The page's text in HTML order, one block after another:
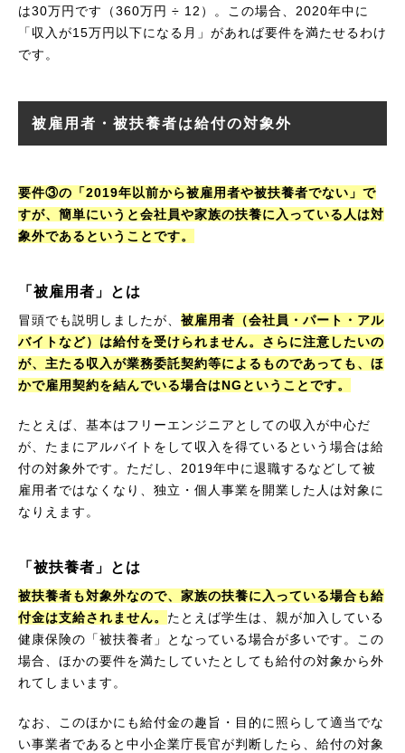
は30万円です（360万円 ÷ 12）。この場合、2020年中に
「収入が15万円以下になる月」があれば要件を満たせるわけ
です。
被雇用者・被扶養者は給付の対象外
要件③の「2019年以前から被雇用者や被扶養者でない」で
すが、簡単にいうと会社員や家族の扶養に入っている人は対
象外であるということです。
「被雇用者」とは
冒頭でも説明しましたが、 被雇用者（会社員・パート・アル
バイトなど）は給付を受けられません。さらに注意したいの
が、主たる収入が業務委託契約等によるものであっても、ほ
かで雇用契約を結んでいる場合はNGということです。
たとえば、基本はフリーエンジニアとしての収入が中心だ
が、たまにアルバイトをして収入を得ているという場合は給
付の対象外です。ただし、2019年中に退職するなどして被
雇用者ではなくなり、独立・個人事業を開業した人は対象に
なりえます。
「被扶養者」とは
被扶養者も対象外なので、家族の扶養に入っている場合も給
付金は支給されません。 たとえば学生は、親が加入している
健康保険の「被扶養者」となっている場合が多いです。この
場合、ほかの要件を満たしていたとしても給付の対象から外
れてしまいます。
なお、このほかにも給付金の趣旨・目的に照らして適当でな
い事業者であると中小企業庁長官が判断したら、給付の対象